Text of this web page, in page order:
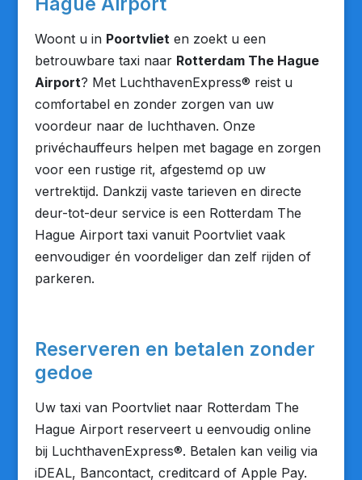
Woont u in Poortvlieten zoekt u een
betrouwbare taxi naar Rotterdam The Hague
Airport? Met LuchthavenExpress® reist u
comfortabel en zonder zorgen van uw
voordeur naar de luchthaven. Onze
privéchauffeurs helpen met bagage en zorgen
voor een rustige rit, afgestemd op uw
vertrektijd. Dankzij vaste tarieven en directe
deur-tot-deur service is een Rotterdam The
Hague Airport taxi vanuit Poortvliet vaak
eenvoudiger én voordeliger dan zelf rijden of
parkeren.
Reserveren en betalen zonder
gedoe
Uw taxi van Poortvliet naar Rotterdam The
Hague Airport reserveert u eenvoudig online
bij LuchthavenExpress®. Betalen kan veilig via
iDEAL, Bancontact, creditcard of Apple Pay.